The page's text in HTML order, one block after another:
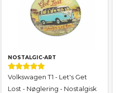
NOSTALGIC-ART
Volkswagen T1 - Let's Get
Lost - Nøglering - Nostalgisk